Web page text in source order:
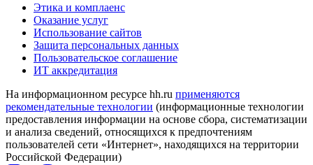
Этика и комплаенс
Оказание услуг
Использование сайтов
Защита персональных данных
Пользовательское соглашение
ИТ аккредитация
На информационном ресурсе hh.ru применяются
рекомендательные технологии (информационные технологии
предоставления информации на основе сбора, систематизации
и анализа сведений, относящихся к предпочтениям
пользователей сети «Интернет», находящихся на территории
Российской Федерации)